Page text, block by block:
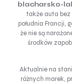
blacharsko-
także auta bez
południa Francji,
że nie są
środków
Aktualnie na
różnych marek,